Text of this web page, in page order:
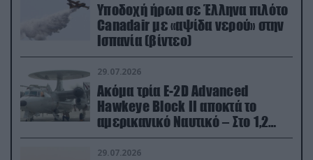
Υποδοχή ήρωα σε Έλληνα πιλότο
Canadair με «αψίδα νερού» στην
Ισπανία (βίντεο)
29.07.2026
Ακόμα τρία E-2D Advanced
Hawkeye Block II αποκτά το
αμερικανικό Ναυτικό – Στο 1,2
δισ.δολάρια το κόστος
29.07.2026